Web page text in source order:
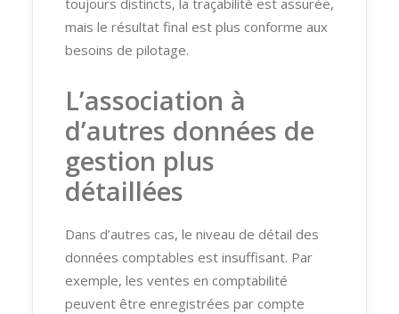
mais le résultat final est plus conforme aux
besoins de pilotage.
L’association à
d’autres données de
gestion plus
détaillées
Dans d’autres cas, le niveau de détail des
données comptables est insuffisant. Par
exemple, les ventes en comptabilité
peuvent être enregistrées par compte